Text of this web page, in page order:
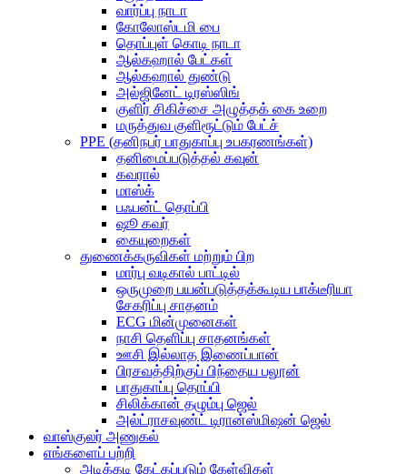
வார்ப்பு நாடா
கோலோஸ்டமி பை
தொப்புள் கொடி நாடா
ஆல்கஹால் பேட்கள்
ஆல்கஹால் துண்டு
அல்ஜினேட் டிரஸ்ஸிங்
குளிர் சிகிச்சை அழுத்தக் கை உறை
மருத்துவ குளிரூட்டும் பேட்ச்
PPE (தனிநபர் பாதுகாப்பு உபகரணங்கள்)
தனிமைப்படுத்தல் கவுன்
கவரால்
மாஸ்க்
பஃபன்ட் தொப்பி
ஷூ கவர்
கையுறைகள்
துணைக்கருவிகள் மற்றும் பிற
மார்பு வடிகால் பாட்டில்
ஒருமுறை பயன்படுத்தக்கூடிய பாக்டீரியா
சேகரிப்பு சாதனம்
ECG மின்முனைகள்
நாசி தெளிப்பு சாதனங்கள்
ஊசி இல்லாத இணைப்பான்
பிரசவத்திற்குப் பிந்தைய பலூன்
பாதுகாப்பு தொப்பி
சிலிக்கான் தழும்பு ஜெல்
அல்ட்ராசவுண்ட் டிரான்ஸ்மிஷன் ஜெல்
வாஸ்குலர் அணுகல்
எங்களைப் பற்றி
அடிக்கடி கேட்கப்படும் கேள்விகள்